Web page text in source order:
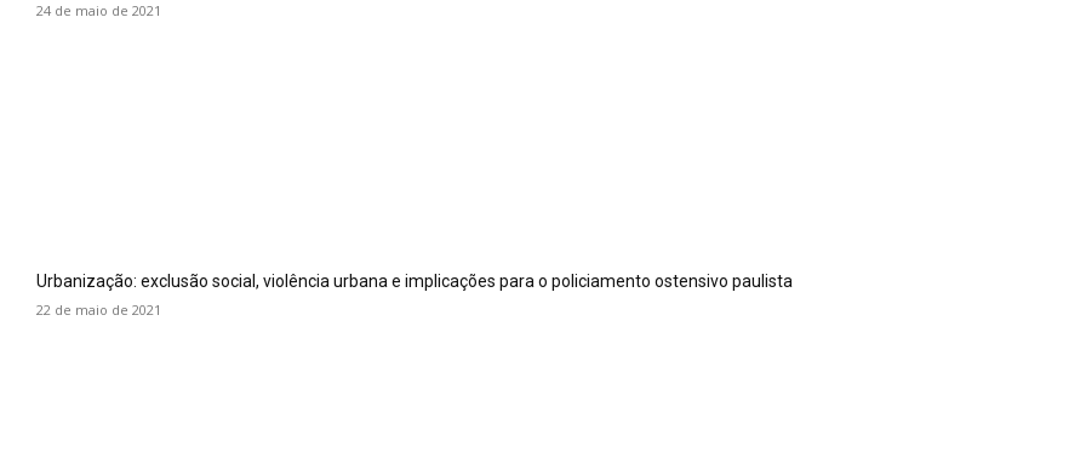
24 de maio de 2021
Urbanização: exclusão social, violência urbana e implicações para o policiamento ostensivo paulista
22 de maio de 2021